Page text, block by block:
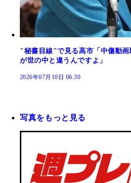
"秘書目線"で見る高市「中傷動
が世の中と違うんですよ」
2026年07月10日 06:30
写真をもっと見る